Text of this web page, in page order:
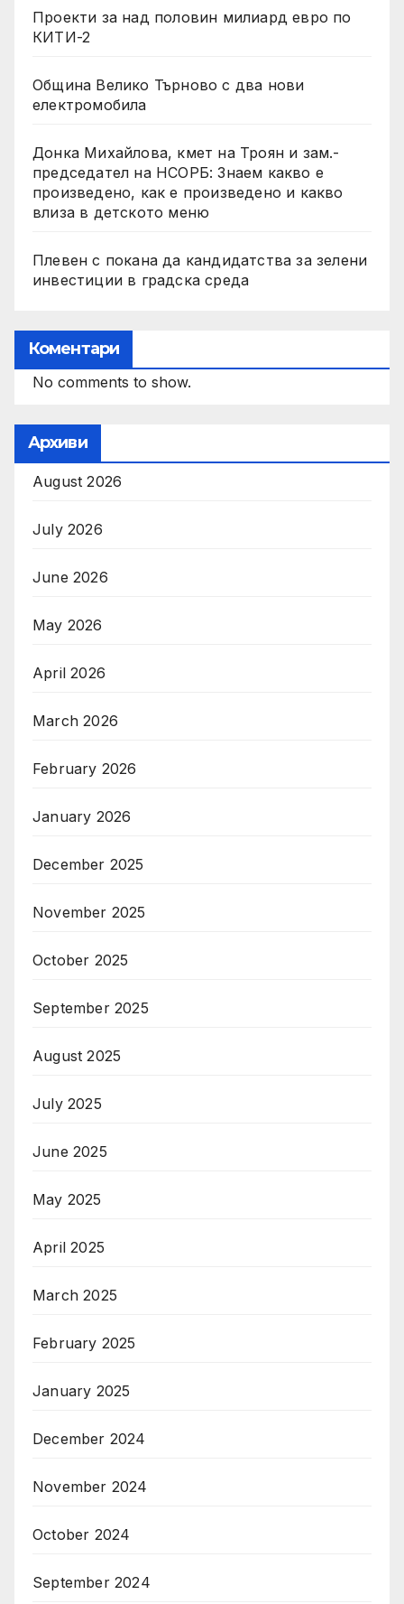
Проекти за над половин милиард евро по
КИТИ-2
Община Велико Търново с два нови
електромобила
Донка Михайлова, кмет на Троян и зам.-
председател на НСОРБ: Знаем какво е
произведено, как е произведено и какво
влиза в детското меню
Плевен с покана да кандидатства за зелени
инвестиции в градска среда
Коментари
No comments to show.
Архиви
August 2026
July 2026
June 2026
May 2026
April 2026
March 2026
February 2026
January 2026
December 2025
November 2025
October 2025
September 2025
August 2025
July 2025
June 2025
May 2025
April 2025
March 2025
February 2025
January 2025
December 2024
November 2024
October 2024
September 2024